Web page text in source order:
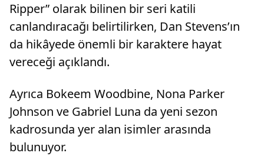
Ripper” olarak bilinen bir seri katili
canlandıracağı belirtilirken, Dan Stevens’ın
da hikâyede önemli bir karaktere hayat
vereceği açıklandı.
Ayrıca Bokeem Woodbine, Nona Parker
Johnson ve Gabriel Luna da yeni sezon
kadrosunda yer alan isimler arasında
bulunuyor.